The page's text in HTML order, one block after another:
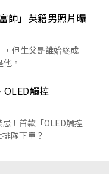
帥」英籍男照片曝
，但生父是誰始終成
。
OLED觸控
！首款「OLED觸控
隊下單？